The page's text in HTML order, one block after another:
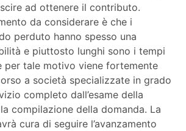
ad ottenere il contributo.
da considerare è che i
perduto hanno spesso una
e piuttosto lunghi sono i tempi
per tale motivo viene fortemente
a società specializzate in grado
completo dall’esame della
compilazione della domanda. La
cura di seguire l’avanzamento